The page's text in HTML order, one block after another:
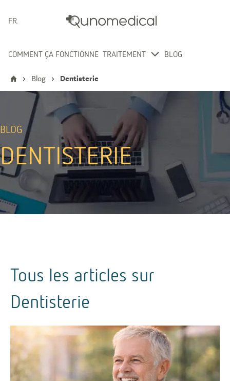
FRANÇAIS
COMMENT ÇA FONCTIONNE TRAITEMENT BLOG
Blog Dentisterie
BLOG
DENTISTERIE
Tous les articles sur
Dentisterie